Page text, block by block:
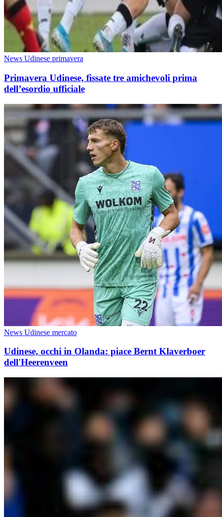
News Udinese primavera
Primavera Udinese, fissate tre amichevoli prima
dell’esordio ufficiale
News Udinese mercato
Udinese, occhi in Olanda: piace Bernt Klaverboer
dell'Heerenveen